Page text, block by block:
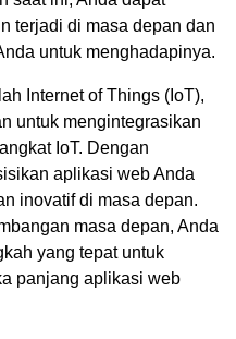
terjadi di masa depan dan
untuk menghadapinya.
Internet of Things (IoT),
untuk mengintegrasikan
IoT. Dengan
aplikasi web Anda
inovatif di masa depan.
masa depan, Anda
yang tepat untuk
panjang aplikasi web